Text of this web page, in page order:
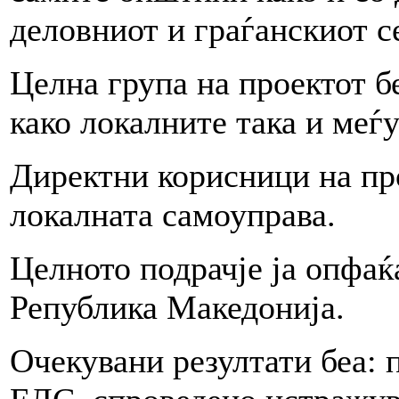
деловниот и граѓанскиот
Целна група на проектот
како локалните така и
Директни корисници на
локалната самоуправа.
Целното подрачје ја
Република Македонија.
Очекувани резултати беа: